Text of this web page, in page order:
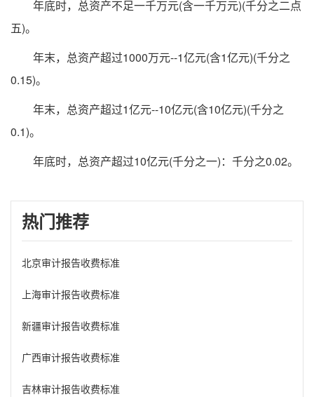
年底时，总资产不足一千万元(含一千万元)(千分之二点
五)。
年末，总资产超过1000万元--1亿元(含1亿元)(千分之
0.15)。
年末，总资产超过1亿元--10亿元(含10亿元)(千分之
0.1)。
年底时，总资产超过10亿元(千分之一)：千分之0.02。
热门推荐
北京审计报告收费标准
上海审计报告收费标准
新疆审计报告收费标准
广西审计报告收费标准
吉林审计报告收费标准